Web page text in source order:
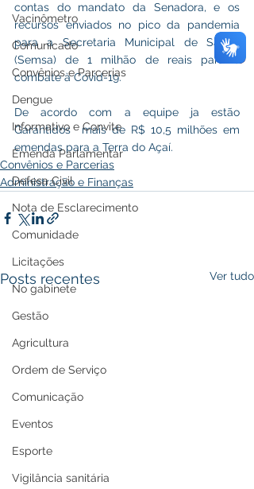
Vacinômetro
Comunicado
Convênios e Parcerias
Dengue
Informativo e Convite
Emenda Parlamentar
Defesa Civil
Nota de Esclarecimento
Comunidade
Licitações
No gabinete
Gestão
Agricultura
Ordem de Serviço
Comunicação
Eventos
Esporte
Vigilância sanitária
contas do mandato da Senadora, e os
recursos enviados no pico da pandemia
para a Secretaria Municipal de Saúde
(Semsa) de 1 milhão de reais para o
combate à Covid-19.
De acordo com a equipe ja estão
Garantidos  mais de R$ 10,5 milhões em
emendas para a Terra do Açaí.
Convênios e Parcerias
Administração e Finanças
Posts recentes Ver tudo